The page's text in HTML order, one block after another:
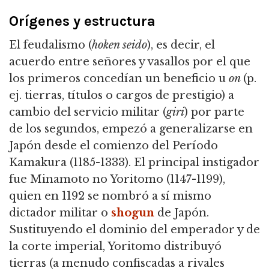
Orígenes y estructura
El feudalismo (hoken seido), es decir, el
acuerdo entre señores y vasallos por el que
los primeros concedían un beneficio u on (p.
ej. tierras, títulos o cargos de prestigio) a
cambio del servicio militar (giri) por parte
de los segundos, empezó a generalizarse en
Japón desde el comienzo del Período
Kamakura (1185-1333). El principal instigador
fue Minamoto no Yoritomo (1147-1199),
quien en 1192 se nombró a sí mismo
dictador militar o shogun de Japón.
Sustituyendo el dominio del emperador y de
la corte imperial, Yoritomo distribuyó
tierras (a menudo confiscadas a rivales